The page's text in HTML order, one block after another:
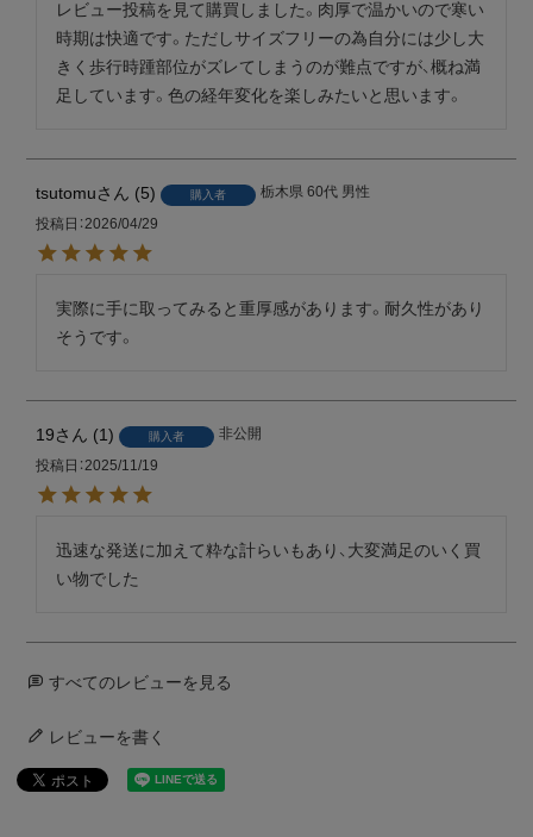
レビュー投稿を見て購買しました。肉厚で温かいので寒い
時期は快適です。ただしサイズフリーの為自分には少し大
きく歩行時踵部位がズレてしまうのが難点ですが、概ね満
足しています。色の経年変化を楽しみたいと思います。
tsutomu 5 購入者 栃木県 60代 男性
投稿日 2026/04/29
実際に手に取ってみると重厚感があります。耐久性があり
そうです。
19 1 購入者
非公開
投稿日 2025/11/19
迅速な発送に加えて粋な計らいもあり、大変満足のいく買
い物でした
すべてのレビューを見る
レビューを書く